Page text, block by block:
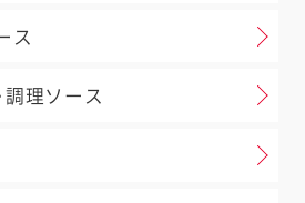
ス
調理ソース